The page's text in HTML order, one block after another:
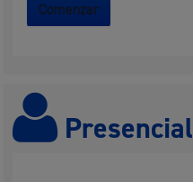
Comenzar
Presencial